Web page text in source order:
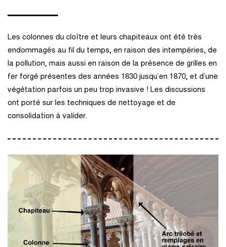
Les colonnes du cloître et leurs chapiteaux ont été très
endommagés au fil du temps, en raison des intempéries, de
la pollution, mais aussi en raison de la présence de grilles en
fer forgé présentes des années 1830 jusqu’en 1870, et d’une
végétation parfois un peu trop invasive ! Les discussions
ont porté sur les techniques de nettoyage et de
consolidation à valider.